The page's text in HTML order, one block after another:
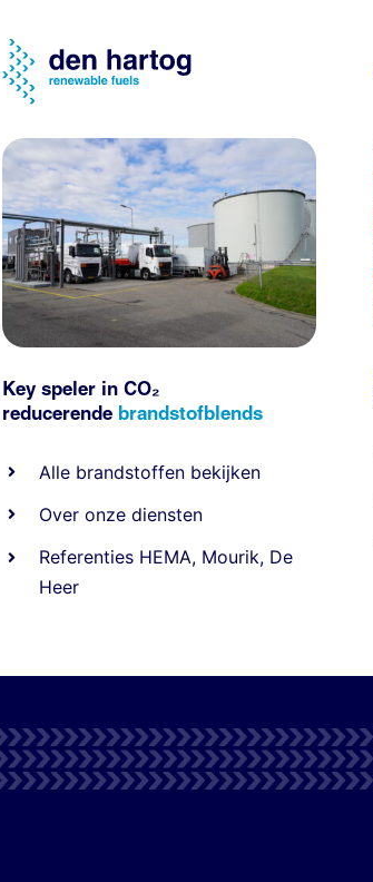
Key speler in CO₂
reducerende brandstofblends
Alle brandstoffen bekijken
Over onze diensten
Referenties HEMA, Mourik, De
Heer